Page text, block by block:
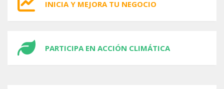
INICIA Y MEJORA TU NEGOCIO
PARTICIPA EN ACCIÓN CLIMÁTICA